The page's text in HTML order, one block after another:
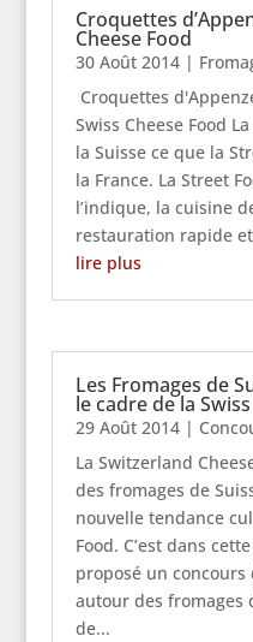
Croquettes
Cheese Food
30 Août 2014|
Croquettes
Swiss Cheese Food
la Suisse ce que la
la France. La Street
l’indique, la cuisine
restauration rapide
lire plus
Les Fromages de
le cadre de la
29 Août 2014|
La Switzerland
des fromages de
nouvelle tendance
Food. C’est dans
proposé un concours
autour des fromages
de...